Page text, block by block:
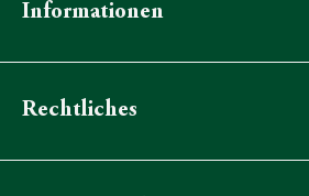
Informationen
Rechtliches